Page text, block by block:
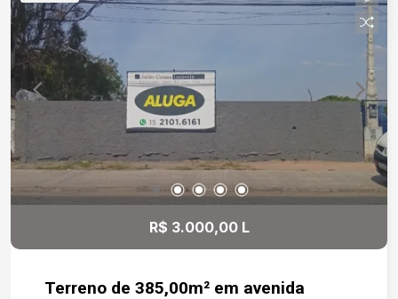
R$ 3.000,00 L
Terreno de 385,00m² em avenida